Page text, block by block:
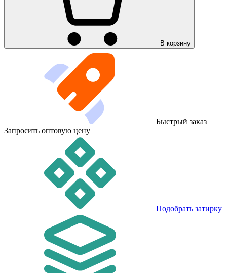
В корзину
Быстрый заказ
Запросить оптовую цену
Подобрать затирку